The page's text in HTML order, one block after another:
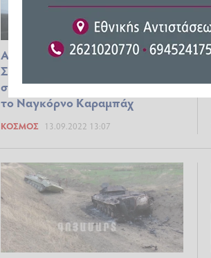
Αρμενία- Αζερμπαϊτζάν:
Συγκρούσεις με νεκρούς στα
σύνορα με φόντο την διαμάχη για
το Ναγκόρνο Καραμπάχ
ΚΌΣΜΟΣ 13.09.2022 13:07